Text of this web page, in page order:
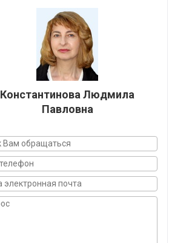
Константинова Людмила
Павловна